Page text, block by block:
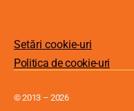
Setări cookie-uri
Politica de cookie-uri
© 2013 – 2026